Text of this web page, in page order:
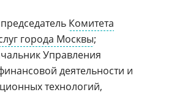
Комитета
города Москвы;
Управления
деятельности и
технологий,